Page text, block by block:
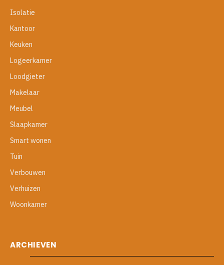
Isolatie
Kantoor
Keuken
Logeerkamer
Loodgieter
Makelaar
Meubel
Slaapkamer
Smart wonen
Tuin
Verbouwen
Verhuizen
Woonkamer
ARCHIEVEN